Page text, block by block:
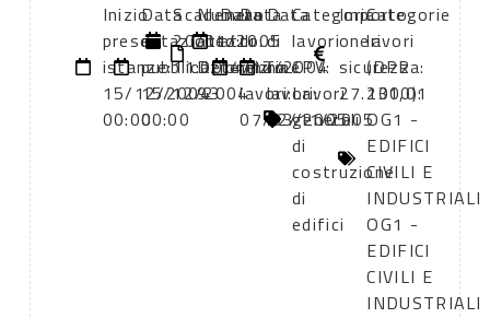
Inizio
presentazione
istanze:
15/12/2004
00:00
Data
di
pubblicazione:
15/12/2004
00:00
Scadenza:
20/01/2005
11:00
Numero
atto:
Determina
93
Data
atto:
14/12/2004
Data
di
inizio
lavori:
07/03/2005
Data
di
fine
lavori:
22/11/2005
Categoria
lavori
CPV:
Lavori
generali
di
costruzione
di
edifici
Importo
oneri
sicurezza:
27.131,01
Categorie
lavori
(DPR
2000):
OG1 -
EDIFICI
CIVILI E
INDUSTRIALI
OG1 -
EDIFICI
CIVILI E
INDUSTRIALI